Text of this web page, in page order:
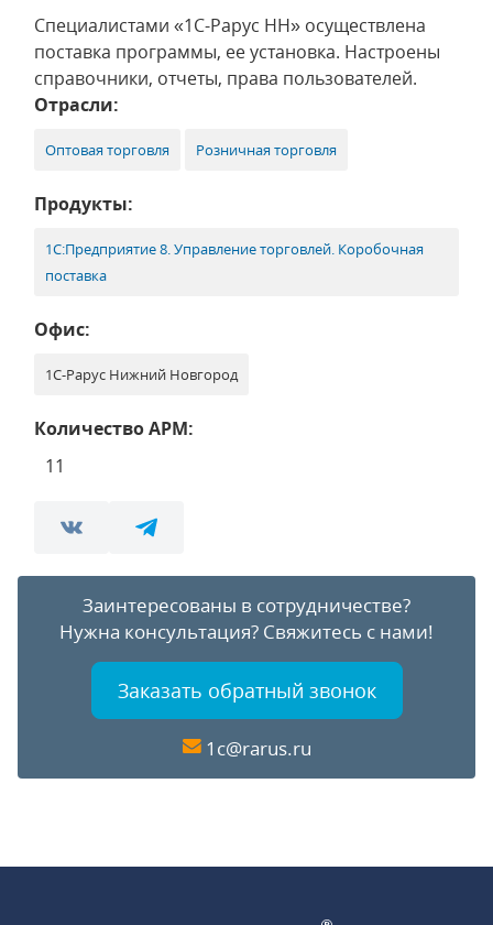
Специалистами «1С-Рарус НН» осуществлена
поставка программы, ее установка. Настроены
справочники, отчеты, права пользователей.
Отрасли:
Оптовая торговля Розничная торговля
Продукты:
1С:Предприятие 8. Управление торговлей. Коробочная
поставка
Офис:
1С-Рарус Нижний Новгород
Количество АРМ:
11
Заинтересованы в сотрудничестве?
Нужна консультация? Свяжитесь с нами!
Заказать обратный звонок
1c@rarus.ru